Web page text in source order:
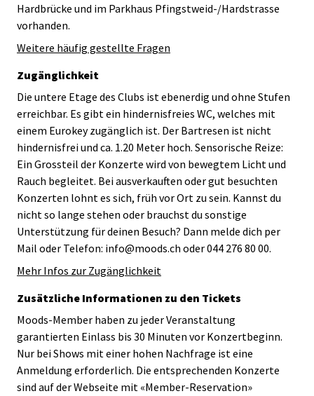
Hardbrücke und im Parkhaus Pfingstweid-/Hardstrasse
vorhanden.
Weitere häufig gestellte Fragen
Zugänglichkeit
Die untere Etage des Clubs ist ebenerdig und ohne Stufen
erreichbar. Es gibt ein hindernisfreies WC, welches mit
einem Eurokey zugänglich ist. Der Bartresen ist nicht
hindernisfrei und ca. 1.20 Meter hoch. Sensorische Reize:
Ein Grossteil der Konzerte wird von bewegtem Licht und
Rauch begleitet. Bei ausverkauften oder gut besuchten
Konzerten lohnt es sich, früh vor Ort zu sein. Kannst du
nicht so lange stehen oder brauchst du sonstige
Unterstützung für deinen Besuch? Dann melde dich per
Mail oder Telefon: info@moods.ch oder 044 276 80 00.
Mehr Infos zur Zugänglichkeit
Zusätzliche Informationen zu den Tickets
Moods-Member haben zu jeder Veranstaltung
garantierten Einlass bis 30 Minuten vor Konzertbeginn.
Nur bei Shows mit einer hohen Nachfrage ist eine
Anmeldung erforderlich. Die entsprechenden Konzerte
sind auf der Webseite mit «Member-Reservation»